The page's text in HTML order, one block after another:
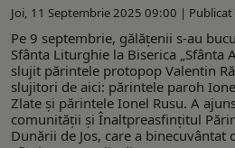
Joi, 11 Septembrie 2025 09:00 | Publicat
Pe 9 septembrie, gălățenii s-au
Sfânta Liturghie la Biserica „Sfânta
slujit părintele protopop Valentin
slujitori de aici: părintele paroh
Zlate și părintele Ionel Rusu. A
comunității și Înaltpreasfințitul
Dunării de Jos, care a binecuvântat